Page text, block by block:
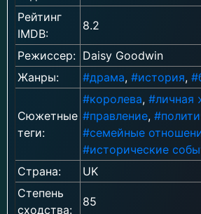
Рейтинг
IMDB:
8.2
Режиссер: Daisy Goodwin
Жанры:
#драма, #история,
Сюжетные
теги:
#королева, #личная
#правление,
#семейные
#исторические
Страна:
UK
Степень
сходства:
85